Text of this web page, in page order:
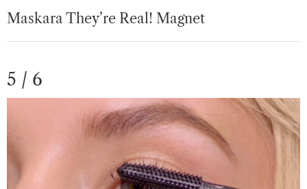
Maskara They’re Real! Magnet
5 / 6